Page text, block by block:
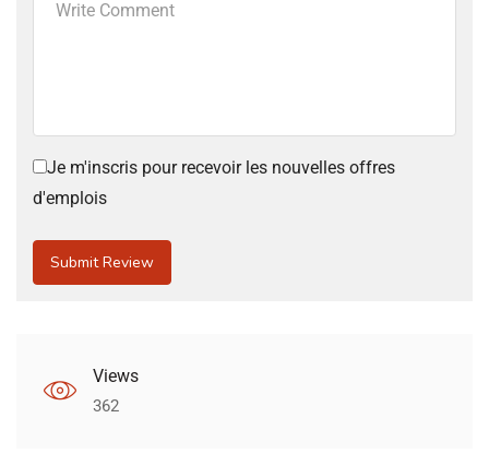
Je m'inscris pour recevoir les nouvelles offres
d'emplois
Views
362